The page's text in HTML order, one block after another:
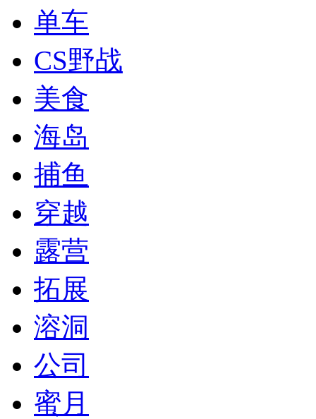
单车
CS野战
美食
海岛
捕鱼
穿越
露营
拓展
溶洞
公司
蜜月